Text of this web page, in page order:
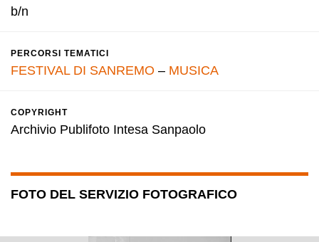
b/n
PERCORSI TEMATICI
FESTIVAL DI SANREMO – MUSICA
COPYRIGHT
Archivio Publifoto Intesa Sanpaolo
FOTO DEL SERVIZIO FOTOGRAFICO